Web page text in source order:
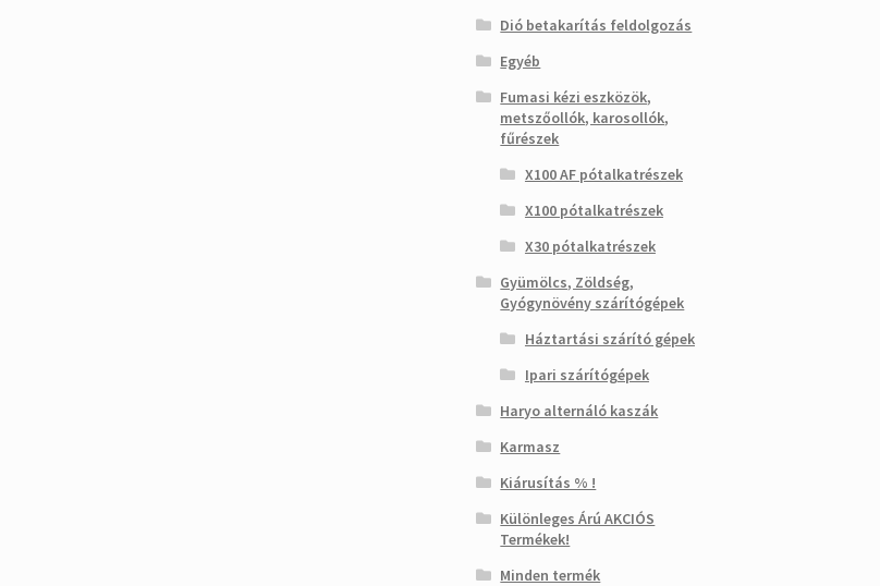
Dió betakarítás feldolgozás
Egyéb
Fumasi kézi eszközök,
metszőollók, karosollók,
fűrészek
X100 AF pótalkatrészek
X100 pótalkatrészek
X30 pótalkatrészek
Gyümölcs, Zöldség,
Gyógynövény szárítógépek
Háztartási szárító gépek
Ipari szárítógépek
Haryo alternáló kaszák
Karmasz
Kiárusítás % !
Különleges Árú AKCIÓS
Termékek!
Minden termék